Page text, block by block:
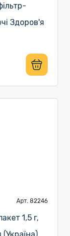
Здоров'я
Арт. 82246
1,5 г,